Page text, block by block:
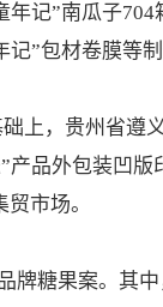
记”南瓜子
”包材卷膜等
，贵州省遵
品外包装凹
市场。
糖果案。其